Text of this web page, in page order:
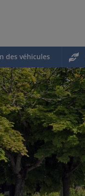
des véhicules